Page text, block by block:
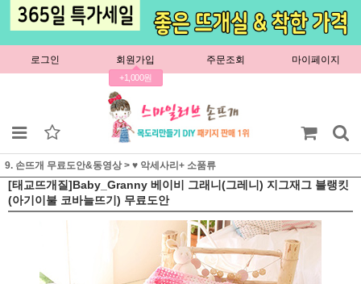
로그인 회원가입
+1,000원
주문조회 마이페이지
9. 손뜨개 무료도안&동영상> ♥ 악세사리+ 소품류
[태교뜨개질]Baby_Granny 베이비 그래니(그레니) 지그재그 블랭킷
(아기이불 코바늘뜨기) 무료도안